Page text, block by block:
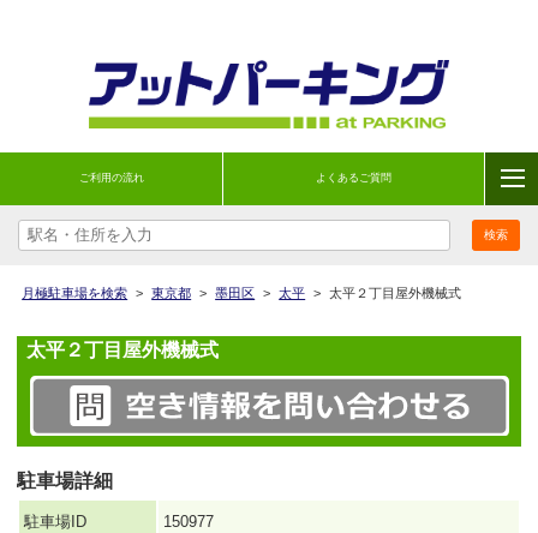
ご利用の流れ よくあるご質問
月極駐車場を検索 > 東京都 > 墨田区 > 太平 > 太平２丁目屋外機械式
太平２丁目屋外機械式
駐車場詳細
駐車場ID 150977